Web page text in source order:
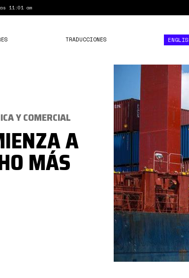
11:01 am
TRADUCCIONES
contenedores
vzla.jpg
Y COMERCIAL
A
MÁS